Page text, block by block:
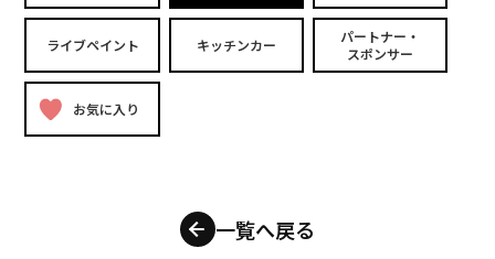
ライブペイント キッチンカー
パートナー・
スポンサー
お気に入り
一覧へ戻る